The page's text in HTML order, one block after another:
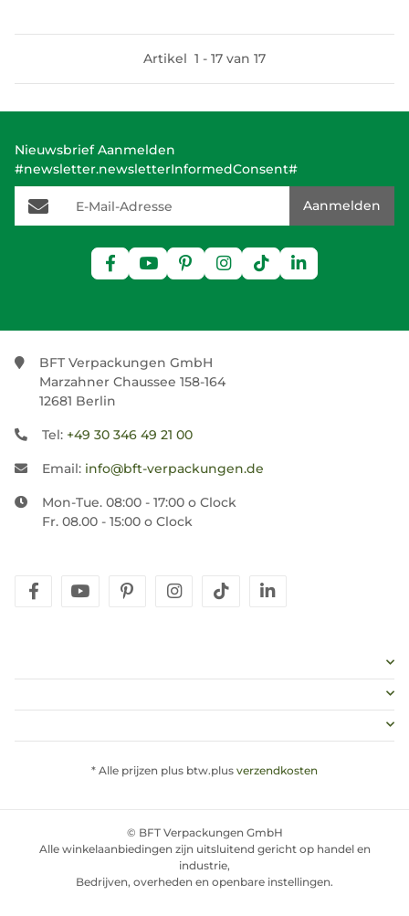
Artikel 1 - 17 van 17
Nieuwsbrief Aanmelden
#newsletter.newsletterInformedConsent#
E-Mail-Adresse
Aanmelden
BFT Verpackungen GmbH
Marzahner Chaussee 158-164
12681 Berlin
Tel: +49 30 346 49 21 00
Email: info@bft-verpackungen.de
Mon-Tue. 08:00 - 17:00 o Clock
Fr. 08.00 - 15:00 o Clock
facebookyoutubepinterestinstagram
tiktok
* Alle prijzen plus btw.plus verzendkosten
© BFT Verpackungen GmbH
Alle winkelaanbiedingen zijn uitsluitend gericht op handel en
industrie,
Bedrijven, overheden en openbare instellingen.